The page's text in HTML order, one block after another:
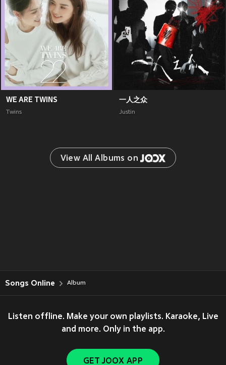
WE ARE TWINS
Twins
一人之众
Justin
View All Albums on
Songs Online Album
Listen offline. Make your own playlists. Karaoke, Live
and more. Only in the app.
GET JOOX APP